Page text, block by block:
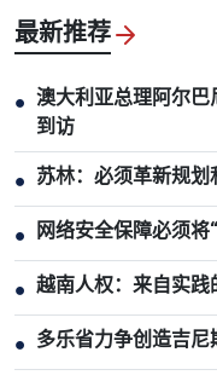
最新推荐
● 澳大利亚总理阿尔
到访
● 苏林：必须革新规
● 网络安全保障必须将
● 越南人权：来自实践
● 多乐省力争创造吉